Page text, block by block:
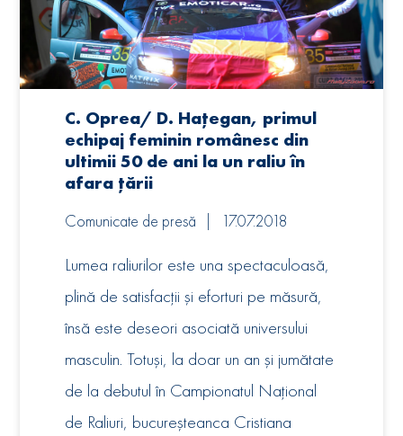
C. Oprea/ D. Hațegan, primul
echipaj feminin românesc din
ultimii 50 de ani la un raliu în
afara țării
Comunicate de presă 17.07.2018
Lumea raliurilor este una spectaculoasă,
plină de satisfacții și eforturi pe măsură,
însă este deseori asociată universului
masculin. Totuși, la doar un an și jumătate
de la debutul în Campionatul Național
de Raliuri, bucureșteanca Cristiana